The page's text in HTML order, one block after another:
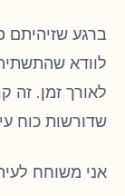
ברגע שזיהיתם
לוודא
לאורך זמן. זה
שדורשות כוח
אני משוחח